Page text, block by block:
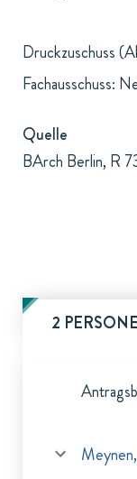
Druckzuschuss
Fachausschuss:
Quelle
BArch Berlin, R
2